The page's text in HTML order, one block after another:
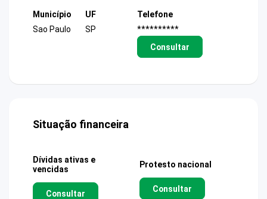
Município
Sao Paulo
UF
SP
Telefone
**********
Consultar
Situação financeira
Dívidas ativas e
vencidas
Consultar
Protesto nacional
Consultar